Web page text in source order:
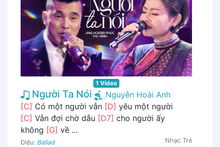
1 Video
Người Ta Nói
Nguyễn Hoài Anh
[C] Có một người vẫn [D] yêu một người
[C] Vẫn đợi chờ dẫu [D7] cho người ấy
không [G] về ...
Điệu: Ballad Nhạc Trẻ